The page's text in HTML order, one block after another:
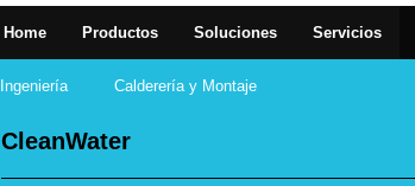
Home Productos Soluciones Servicios
Ingeniería Calderería y Montaje
CleanWater